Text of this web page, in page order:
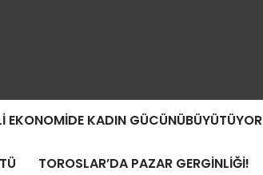
EKONOMIDE KADIN GÜCÜNÜBÜYÜTÜYOR
TOROSLAR’DA PAZAR GERGİNLİĞİ!